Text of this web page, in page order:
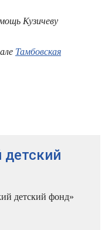
Кузичеву
Тамбовская
детский
детский фонд»